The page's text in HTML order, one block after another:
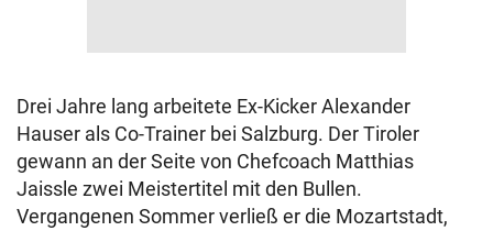
Drei Jahre lang arbeitete Ex-Kicker Alexander
Hauser als Co-Trainer bei Salzburg. Der Tiroler
gewann an der Seite von Chefcoach Matthias
Jaissle zwei Meistertitel mit den Bullen.
Vergangenen Sommer verließ er die Mozartstadt,